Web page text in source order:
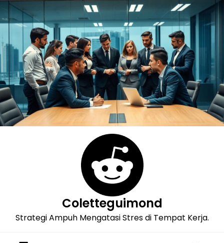
Skip
to
Coletteguimond
Strategi Ampuh Mengatasi Stres di Tempat Kerja.